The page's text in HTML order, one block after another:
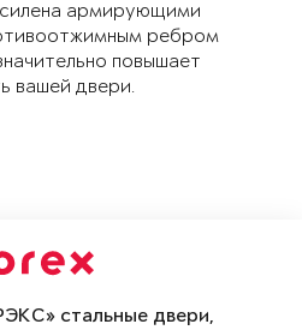
армирующими
ребром
повышает
вашей двери.
стальные двери,